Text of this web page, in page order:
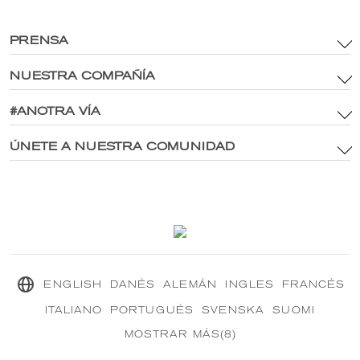
PRENSA
Términos y condiciones
Política de activos de marca y medios digitales
Política de cookies
NUESTRA COMPAÑÍA
Sitio principal
Explora CRANBOURN ®
#ANOTRA VÍA
Dentro de CRANBOURN®
ÚNETE A NUESTRA COMUNIDAD
ENGLISH DANÉS ALEMÁN INGLES FRANCÉS
ITALIANO PORTUGUÉS SVENSKA SUOMI
MOSTRAR MÁS(8)